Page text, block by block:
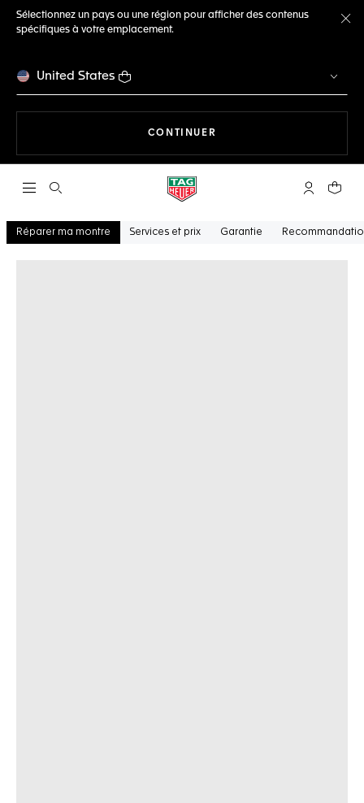
Sélectionnez un pays ou une région pour afficher des contenus
spécifiques à votre emplacement.
United States
CONTINUER
Ouvrir la barre de recherche Compte My
Votre